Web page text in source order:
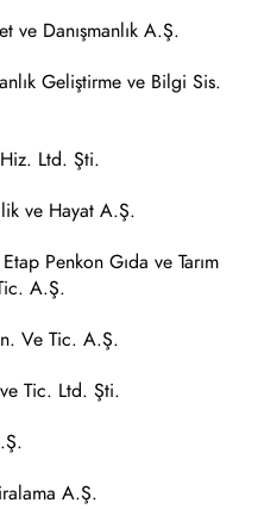
ve Danışmanlık A.Ş.
Geliştirme ve Bilgi Sis.
Ltd. Şti.
ve Hayat A.Ş.
Penkon Gıda ve Tarım
A.Ş.
Ve Tic. A.Ş.
Tic. Ltd. Şti.
A.Ş.